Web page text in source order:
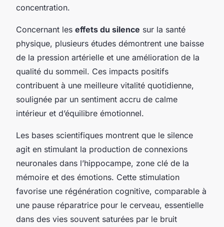
concentration.
Concernant les effets du silence sur la santé
physique, plusieurs études démontrent une baisse
de la pression artérielle et une amélioration de la
qualité du sommeil. Ces impacts positifs
contribuent à une meilleure vitalité quotidienne,
soulignée par un sentiment accru de calme
intérieur et d’équilibre émotionnel.
Les bases scientifiques montrent que le silence
agit en stimulant la production de connexions
neuronales dans l’hippocampe, zone clé de la
mémoire et des émotions. Cette stimulation
favorise une régénération cognitive, comparable à
une pause réparatrice pour le cerveau, essentielle
dans des vies souvent saturées par le bruit